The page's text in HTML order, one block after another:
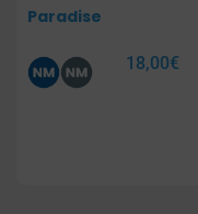
Paradise
18,00€